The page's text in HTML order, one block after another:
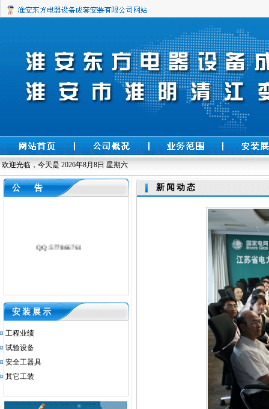
欢迎光临，今天是 2026年8月8日 星期六
公 告
安装展示
工程业绩
试验设备
安全工器具
其它工装
新闻动态